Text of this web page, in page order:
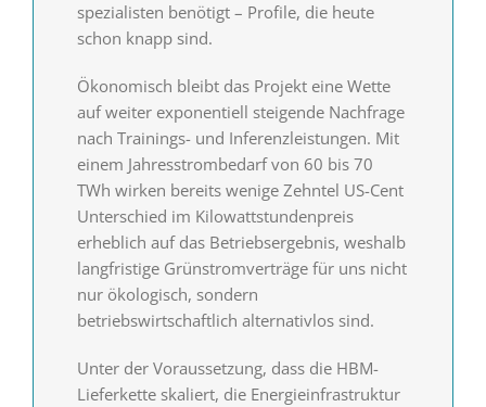
spezialisten benötigt – Profile, die heute
schon knapp sind.
Ökonomisch bleibt das Projekt eine Wette
auf weiter exponentiell steigende Nachfrage
nach Trainings- und Inferenzleistungen. Mit
einem Jahresstrombedarf von 60 bis 70
TWh wirken bereits wenige Zehntel US-Cent
Unterschied im Kilowattstundenpreis
erheblich auf das Betriebsergebnis, weshalb
langfristige Grünstrom­verträge für uns nicht
nur ökologisch, sondern
betriebswirtschaftlich alternativlos sind.
Unter der Voraussetzung, dass die HBM-
Lieferkette skaliert, die Energie­infrastruktur